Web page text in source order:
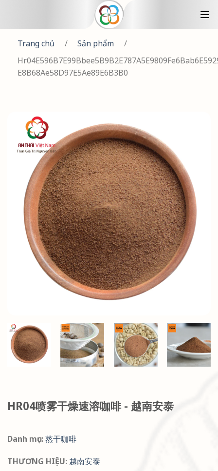
Trang chủ / Sản phẩm
/
E8B68Ae58D97E5Ae89E6B3B0
HR04喷雾干燥速溶咖啡 - 越南安泰
Danh mục:蒸干咖啡
THƯƠNG HIỆU: 越南安泰